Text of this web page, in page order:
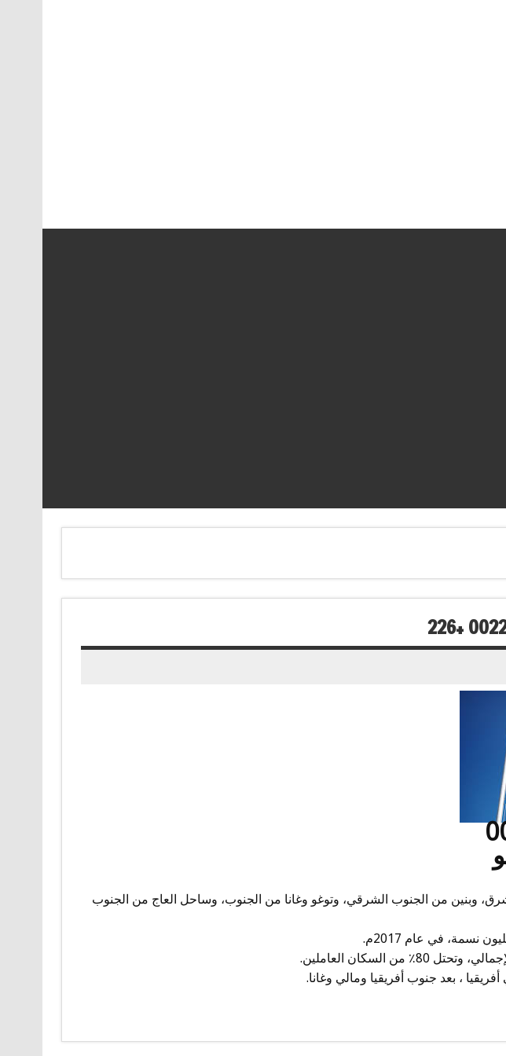
وبنين من الجنوب الشرقي، وتوغو وغانا من الجنوب، وساحل العاج من الجنوب
، بعد جنوب أفريقيا ومالي وغانا.